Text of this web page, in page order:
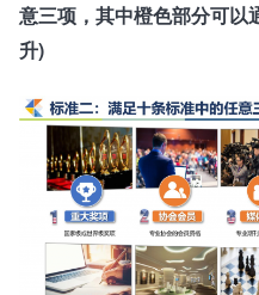
意三项，其中橙色部分可以
升)